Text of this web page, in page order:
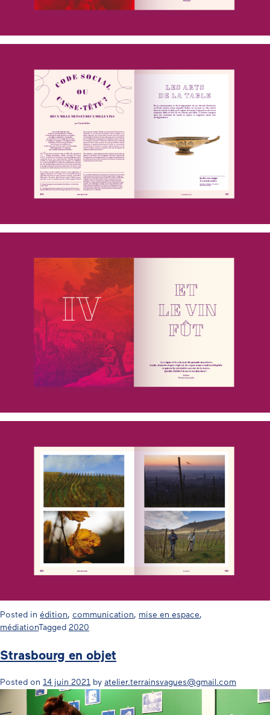
Posted in édition, communication, mise en espace,
médiation Tagged 2020
Strasbourg en objet
Posted on 14 juin 2021 by atelier.terrainsvagues@gmail.com